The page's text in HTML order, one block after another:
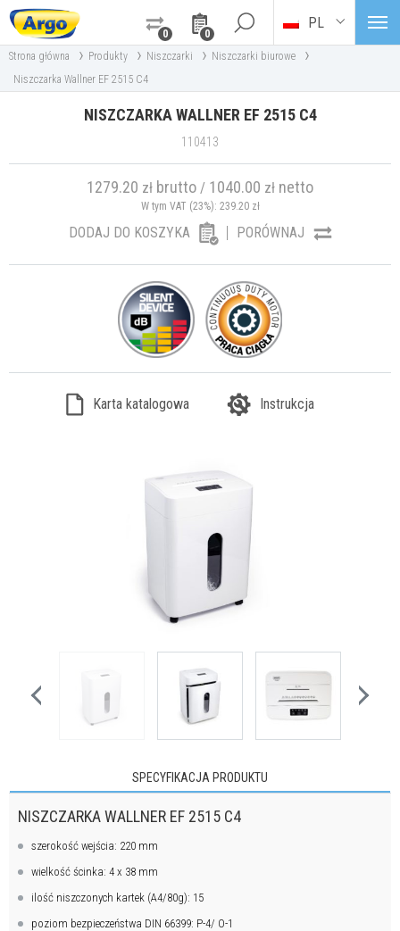
0
0
PL
Strona główna › Produkty › Niszczarki › Niszczarki biurowe ›
Niszczarka Wallner EF 2515 C4
NISZCZARKA WALLNER EF 2515 C4
110413
1279.20 zł brutto / 1040.00 zł netto
W tym VAT (23%): 239.20zł
DODAJ DO KOSZYKA PORÓWNAJ
Karta katalogowa Instrukcja
SPECYFIKACJA PRODUKTU
NISZCZARKA WALLNER EF 2515 C4
szerokość wejścia: 220 mm
wielkość ścinka: 4 x 38 mm
ilość niszczonych kartek (A4/80g): 15
poziom bezpieczeństwa DIN 66399: P-4/ O-1